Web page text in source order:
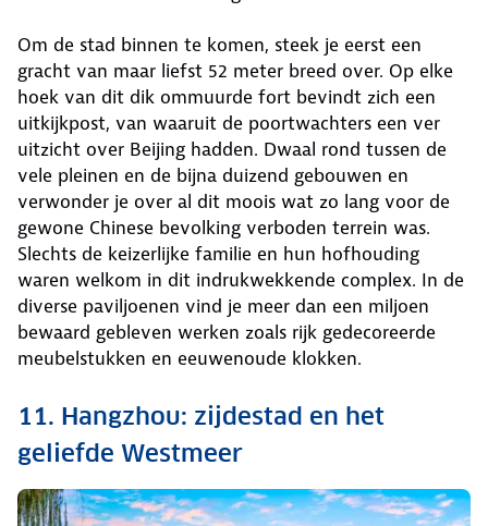
Om de stad binnen te komen, steek je eerst een
gracht van maar liefst 52 meter breed over. Op elke
hoek van dit dik ommuurde fort bevindt zich een
uitkijkpost, van waaruit de poortwachters een ver
uitzicht over Beijing hadden. Dwaal rond tussen de
vele pleinen en de bijna duizend gebouwen en
verwonder je over al dit moois wat zo lang voor de
gewone Chinese bevolking verboden terrein was.
Slechts de keizerlijke familie en hun hofhouding
waren welkom in dit indrukwekkende complex. In de
diverse paviljoenen vind je meer dan een miljoen
bewaard gebleven werken zoals rijk gedecoreerde
meubelstukken en eeuwenoude klokken.
11. Hangzhou: zijdestad en het
geliefde Westmeer